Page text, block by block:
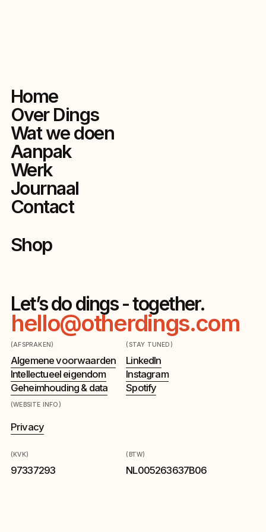
Home
Over Dings
Wat we doen
Aanpak
Werk
Journaal
Contact
Shop
Let’s do dings - together.
hello@otherdings.com
(AFSPRAKEN)
Algemene voorwaarden
Intellectueel eigendom
Geheimhouding & data
(WEBSITE INFO)
Privacy
(STAY TUNED)
LinkedIn
Instagram
Spotify
(KVK)
97337293
(BTW)
NL005263637B06